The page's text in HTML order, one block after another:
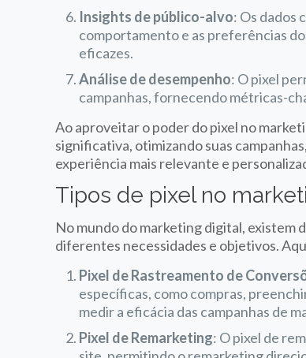
Insights de público-alvo: Os dados
comportamento e as preferências
eficazes.
Análise de desempenho: O pixel
campanhas, fornecendo métricas-
Ao aproveitar o poder do pixel no
significativa, otimizando suas
experiência mais relevante e
Tipos de pixel no
No mundo do marketing digital, existem
diferentes necessidades e objetivos.
Pixel de Rastreamento de
específicas, como compras,
medir a eficácia das campanhas de
Pixel de Remarketing: O pixel de